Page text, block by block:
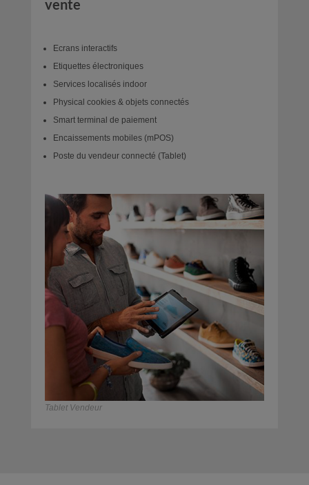
vente
Ecrans interactifs
Etiquettes électroniques
Services localisés indoor
Physical cookies & objets connectés
Smart terminal de paiement
Encaissements mobiles (mPOS)
Poste du vendeur connecté (Tablet)
Tablet Vendeur